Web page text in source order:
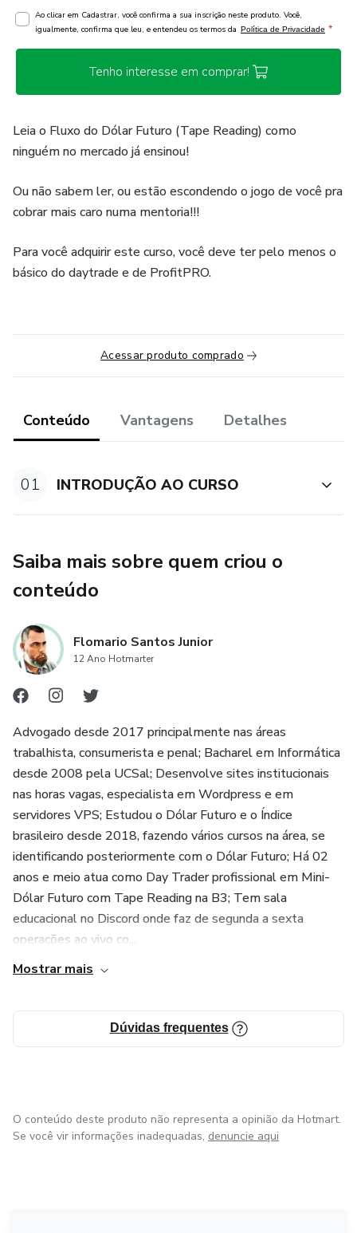
Ao clicar em Cadastrar, você confirma a sua inscrição neste produto. Você,
igualmente, confirma que leu, e entendeu os termos da Política de Privacidade *
Tenho interesse em comprar!
Leia o Fluxo do Dólar Futuro (Tape Reading) como
ninguém no mercado já ensinou!
Ou não sabem ler, ou estão escondendo o jogo de você pra
cobrar mais caro numa mentoria!!!
Para você adquirir este curso, você deve ter pelo menos o
básico do daytrade e de ProfitPRO.
Acessar produto comprado
Conteúdo Vantagens Detalhes
01 INTRODUÇÃO AO CURSO
Saiba mais sobre quem criou o
conteúdo
Flomario Santos Junior
12 Ano Hotmarter
Advogado desde 2017 principalmente nas áreas
trabalhista, consumerista e penal; Bacharel em Informática
desde 2008 pela UCSal; Desenvolve sites institucionais
nas horas vagas, especialista em Wordpress e em
servidores VPS; Estudou o Dólar Futuro e o Índice
brasileiro desde 2018, fazendo vários cursos na área, se
identificando posteriormente com o Dólar Futuro; Há 02
anos e meio atua como Day Trader profissional em Mini-
Dólar Futuro com Tape Reading na B3; Tem sala
educacional no Discord onde faz de segunda a sexta
operações ao vivo co...
Mostrar mais
Dúvidas frequentes
O conteúdo deste produto não representa a opinião da Hotmart.
Se você vir informações inadequadas, denuncie aqui